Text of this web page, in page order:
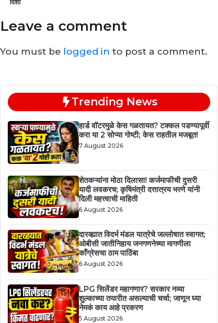
दिशा
Leave a comment
You must be logged in to post a comment.
Trending News
हार्ड वॉटरमुळे केस गळतायत? टक्कल पडण्यापूर्वी
करा या 2 सोप्या गोष्टी; केस राहतील मजबूत!
7 August 2026
शेतकऱ्यांना मोठा दिलासा! कर्जमाफीची दुसरी
यादी लवकरच; कृषिमंत्री दत्तात्रय भरणे यांनी
दिली महत्त्वाची माहिती
6 August 2026
दारव्ह्यात विदर्भ मंडल यात्रेचे जल्लोषात स्वागत;
ओबीसी जातीनिहाय जनगणनेच्या मागणीला
काँग्रेसचा ठाम पाठिंबा
6 August 2026
LPG सिलेंडर महागणार? सरकार नव्या
शुल्काच्या तयारीत असल्याची चर्चा; जाणून घ्या
नेमकं काय आहे प्रकरण
5 August 2026